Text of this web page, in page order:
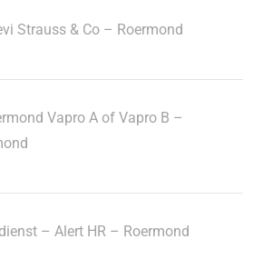
Strauss & Co – Roermond
Vapro A of Vapro B –
– Alert HR – Roermond